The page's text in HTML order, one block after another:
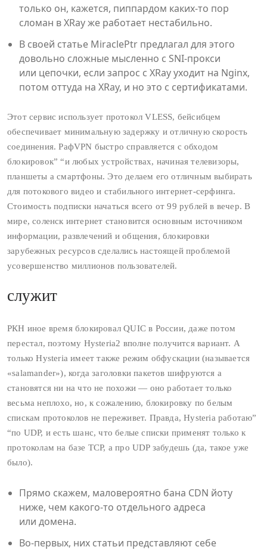
только он, кажется, пиппардом каких-то пор
сломан в XRay же работает нестабильно.
В своей статье MiraclePtr предлагал для этого
довольно сложные мысленно с SNI‑прокси
или цепочки, если запрос с XRay уходит на Nginx,
потом оттуда на XRay, и но это с сертификатами.
Этот сервис использует протокол VLESS, бейсибцем
обеспечивает минимальную задержку и отличную скорость
соединения. РафVPN быстро справляется с обходом
блокировок” “и любых устройствах, начиная телевизоры,
планшеты а смартфоны. Это делаем его отличным выбирать
для потокового видео и стабильного интернет-серфинга.
Стоимость подписки начаться всего от 99 рублей в вечер. В
мире, соленск интернет становится основным источником
информации, развлечений и общения, блокировки
зарубежных ресурсов сделались настоящей проблемой
усовершенство миллионов пользователей.
служит
РКН иное время блокировал QUIC в России, даже потом
перестал, поэтому Hysteria2 вполне получится вариант. А
только Hysteria имеет также режим обфускации (называется
«salamander»), когда заголовки пакетов шифруются а
становятся ни на что не похожи — оно работает только
весьма неплохо, но, к сожалению, блокировку по белым
спискам протоколов не переживет. Правда, Hysteria работаю”
“по UDP, и есть шанс, что белые списки применят только к
протоколам на базе TCP, а про UDP забудешь (да, такое уже
было).
Прямо скажем, маловероятно бана CDN йоту
ниже, чем какого‑то отдельного адреса
или домена.
Во‑первых, них статьи представляют себе